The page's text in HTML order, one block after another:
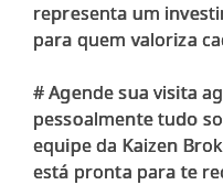
representa um
para quem valoriza
# Agende sua visita
pessoalmente tudo
equipe da Kaizen
está pronta para te